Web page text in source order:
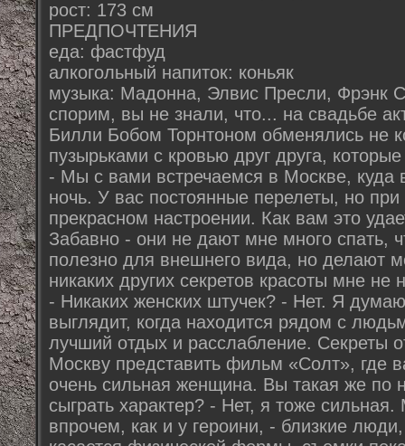
рост: 173 см
ПРЕДПОЧТЕНИЯ
еда: фастфуд
алкогольный напиток: коньяк
музыка: Мадонна, Элвис Пресли, Фрэнк
спорим, вы не знали, что... на свадьбе
Билли Бобом Торнтоном обменялись не
пузырьками с кровью друг друга,
- Мы с вами встречаемся в Москве, куда
ночь. У вас постоянные перелеты, но
прекрасном настроении. Как вам это
Забавно - они не дают мне много спать,
полезно для внешнего вида, но делают
никаких других секретов красоты мне не
- Никаких женских штучек? - Нет. Я
выглядит, когда находится рядом с
лучший отдых и расслабление. Секреты
Москву представить фильм «Солт», где
очень сильная женщина. Вы такая же по
сыграть характер? - Нет, я тоже
впрочем, как и у героини, - близкие